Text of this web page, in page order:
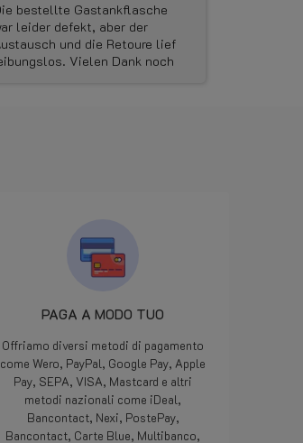
lief
noch
Geweldige service, ik had op
maandag een adapterset
besteld om mijn lpg tank te
kunnen vullen in andere
minuten later een bericht dat
het klaarlag om door DPD op te
pikken en donderdag geleverd.
we zijn allemaal maar mensen,
manier opgelost word...
geweldig, nog nooit
meegemaakt met een webshop.
Doe zo voort jongens, jullie
die 5 sterren meer dan waard.
Bedankt.
PAGA A MODO TUO
Offriamo diversi metodi di pagamento
come Wero, PayPal, Google Pay, Apple
Pay, SEPA, VISA, Mastcard e altri
metodi nazionali come iDeal,
Bancontact, Nexi, PostePay,
Bancontact, Carte Blue, Multibanco,